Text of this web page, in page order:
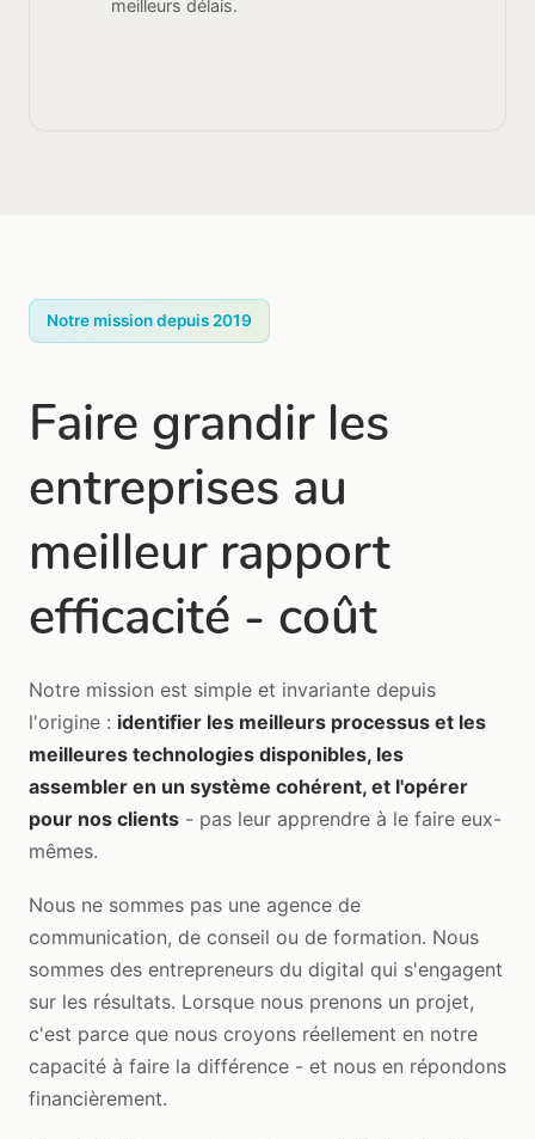
meilleurs délais.
Notre mission depuis 2019
Faire grandir les
entreprises au
meilleur rapport
efficacité - coût
Notre mission est simple et invariante depuis
l'origine : identifier les meilleurs processus et les
meilleures technologies disponibles, les
assembler en un système cohérent, et l'opérer
pour nos clients - pas leur apprendre à le faire eux-
mêmes.
Nous ne sommes pas une agence de
communication, de conseil ou de formation. Nous
sommes des entrepreneurs du digital qui s'engagent
sur les résultats. Lorsque nous prenons un projet,
c'est parce que nous croyons réellement en notre
capacité à faire la différence - et nous en répondons
financièrement.